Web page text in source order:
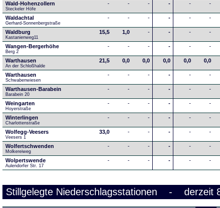
Wald-Hohenzollern
Steckeler Höfe
- - - - - -
Waldachtal
Gerhard-Sonnenbergstraße
- - - - - -
Waldburg
Kastanienweg11
15,5 1,0 - - - -
Wangen-Bergerhöhe
Berg 2
- - - - - -
Warthausen
An der Schloßhalde
21,5 0,0 0,0 0,0 0,0 0,0
Warthausen
Schwabenwiesen
- - - - - -
Warthausen-Barabein
Barabein 20
- - - - - -
Weingarten
Hoyerstraße
- - - - - -
Winterlingen
Charlottenstraße
- - - - - -
Wolfegg-Veesers
Veesers 1
33,0 - - - - -
Wolfertschwenden
Molkereiweg
- - - - - -
Wolpertswende
Aulendorfer Str. 17
- - - - - -
Stillgelegte Niederschlagsstationen - derzeit